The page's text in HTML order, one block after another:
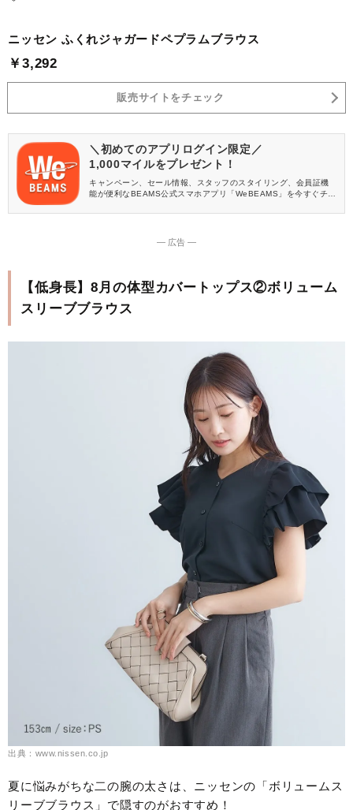
ニッセン ふくれジャガードペプラムブラウス
￥3,292
販売サイトをチェック
＼初めてのアプリログイン限定／
1,000マイルをプレゼント！
キャンペーン、セール情報、スタッフのスタイリング、会員証機
能が便利なBEAMS公式スマホアプリ「WeBEAMS」を今すぐチェ
― 広告 ―
【低身長】8月の体型カバートップス②ボリューム
スリーブブラウス
出典：www.nissen.co.jp
夏に悩みがちな二の腕の太さは、ニッセンの「ボリュームス
リーブブラウス」で隠すのがおすすめ！